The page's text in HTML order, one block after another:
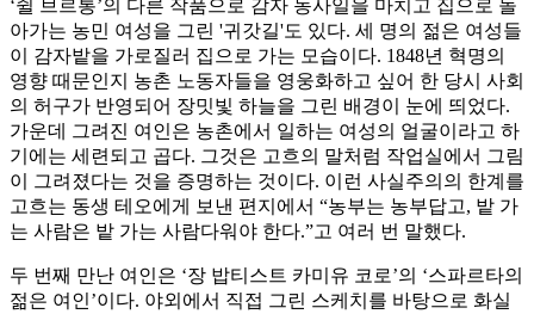
‘쥘 브르통’의 다른 작품으로 감자 농사일을 마치고 집으로 돌
아가는 농민 여성을 그린 '귀갓길'도 있다. 세 명의 젊은 여성들
이 감자밭을 가로질러 집으로 가는 모습이다. 1848년 혁명의
영향 때문인지 농촌 노동자들을 영웅화하고 싶어 한 당시 사회
의 허구가 반영되어 장밋빛 하늘을 그린 배경이 눈에 띄었다.
가운데 그려진 여인은 농촌에서 일하는 여성의 얼굴이라고 하
기에는 세련되고 곱다. 그것은 고흐의 말처럼 작업실에서 그림
이 그려졌다는 것을 증명하는 것이다. 이런 사실주의의 한계를
고흐는 동생 테오에게 보낸 편지에서 “농부는 농부답고, 밭 가
는 사람은 밭 가는 사람다워야 한다.”고 여러 번 말했다.
두 번째 만난 여인은 ‘장 밥티스트 카미유 코로’의 ‘스파르타의
젊은 여인’이다. 야외에서 직접 그린 스케치를 바탕으로 화실